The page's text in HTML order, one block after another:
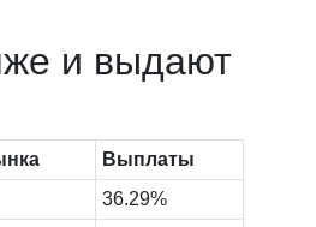
и выдают
Выплаты
36.29%